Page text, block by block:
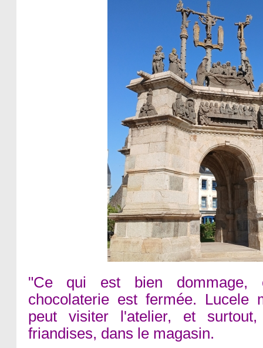
"Ce qui est bien dommage,
chocolaterie est fermée. Lucele
peut visiter l'atelier, et
friandises, dans le magasin.